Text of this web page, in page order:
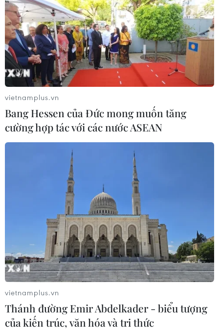
Apple có thể đưa OLED vào máy tính xách
tay và máy tính bảng
24/06/2019 07:52
Apple có thể sử dụng màn hình OLED cao cấp trong
nhiều thiết bị của mình, không chỉ cho iPhone mà còn có
thể cho cả máy tính xách tay, máy tính bảng.
Foxconn hối thúc Apple chuyển dây
vietnamplus.vn
Bang Hessen của Đức mong muốn tăng
cường hợp tác với các nước ASEAN
vietnamplus.vn
Thánh đường Emir Abdelkader - biểu tượng
của kiến trúc, văn hóa và tri thức